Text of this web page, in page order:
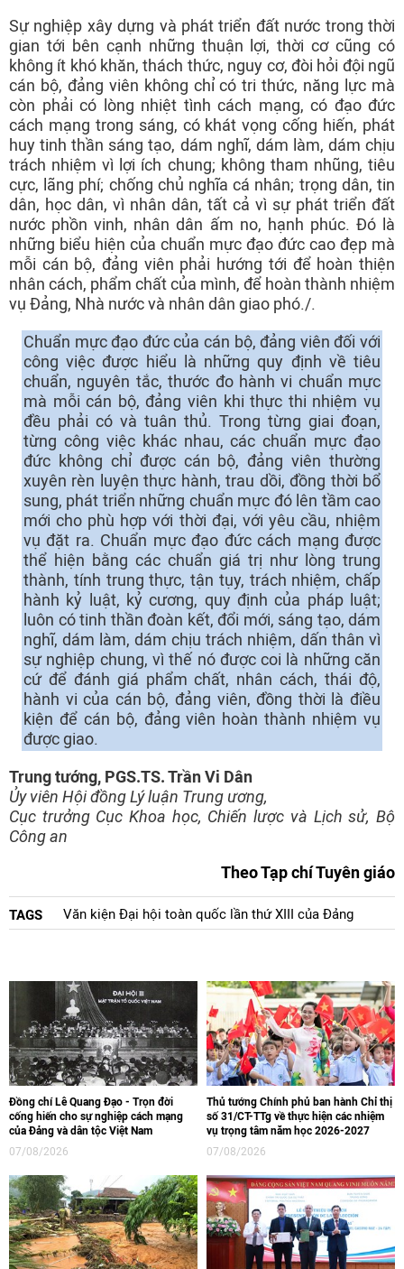
Sự nghiệp xây dựng và phát triển đất nước trong thời
gian tới bên cạnh những thuận lợi, thời cơ cũng có
không ít khó khăn, thách thức, nguy cơ, đòi hỏi đội ngũ
cán bộ, đảng viên không chỉ có tri thức, năng lực mà
còn phải có lòng nhiệt tình cách mạng, có đạo đức
cách mạng trong sáng, có khát vọng cống hiến, phát
huy tinh thần sáng tạo, dám nghĩ, dám làm, dám chịu
trách nhiệm vì lợi ích chung; không tham nhũng, tiêu
cực, lãng phí; chống chủ nghĩa cá nhân; trọng dân, tin
dân, học dân, vì nhân dân, tất cả vì sự phát triển đất
nước phồn vinh, nhân dân ấm no, hạnh phúc. Đó là
những biểu hiện của chuẩn mực đạo đức cao đẹp mà
mỗi cán bộ, đảng viên phải hướng tới để hoàn thiện
nhân cách, phẩm chất của mình, để hoàn thành nhiệm
vụ Đảng, Nhà nước và nhân dân giao phó./.
Chuẩn mực đạo đức của cán bộ, đảng viên đối với
công việc được hiểu là những quy định về tiêu
chuẩn, nguyên tắc, thước đo hành vi chuẩn mực
mà mỗi cán bộ, đảng viên khi thực thi nhiệm vụ
đều phải có và tuân thủ. Trong từng giai đoạn,
từng công việc khác nhau, các chuẩn mực đạo
đức không chỉ được cán bộ, đảng viên thường
xuyên rèn luyện thực hành, trau dồi, đồng thời bổ
sung, phát triển những chuẩn mực đó lên tầm cao
mới cho phù hợp với thời đại, với yêu cầu, nhiệm
vụ đặt ra. Chuẩn mực đạo đức cách mạng được
thể hiện bằng các chuẩn giá trị như lòng trung
thành, tính trung thực, tận tụy, trách nhiệm, chấp
hành kỷ luật, kỷ cương, quy định của pháp luật;
luôn có tinh thần đoàn kết, đổi mới, sáng tạo, dám
nghĩ, dám làm, dám chịu trách nhiệm, dấn thân vì
sự nghiệp chung, vì thế nó được coi là những căn
cứ để đánh giá phẩm chất, nhân cách, thái độ,
hành vi của cán bộ, đảng viên, đồng thời là điều
kiện để cán bộ, đảng viên hoàn thành nhiệm vụ
được giao.
Trung tướng, PGS.TS. Trần Vi Dân
Ủy viên Hội đồng Lý luận Trung ương,
Cục trưởng Cục Khoa học, Chiến lược và Lịch sử, Bộ
Công an
Theo Tạp chí Tuyên giáo
TAGS Văn kiện Đại hội toàn quốc lần thứ XIII của Đảng
Đồng chí Lê Quang Đạo - Trọn đời
cống hiến cho sự nghiệp cách mạng
của Đảng và dân tộc Việt Nam
07/08/2026
Thủ tướng Chính phủ ban hành Chỉ thị
số 31/CT-TTg về thực hiện các nhiệm
vụ trọng tâm năm học 2026-2027
07/08/2026